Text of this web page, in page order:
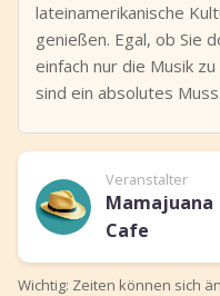
lateinamerikanische
genießen. Egal, ob Sie
einfach nur die Musik
sind ein absolutes Muss.
Veranstalter
Mamajuana
Cafe
Wichtig: Zeiten können sich